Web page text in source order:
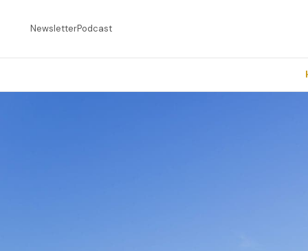
NewsletterPodcast